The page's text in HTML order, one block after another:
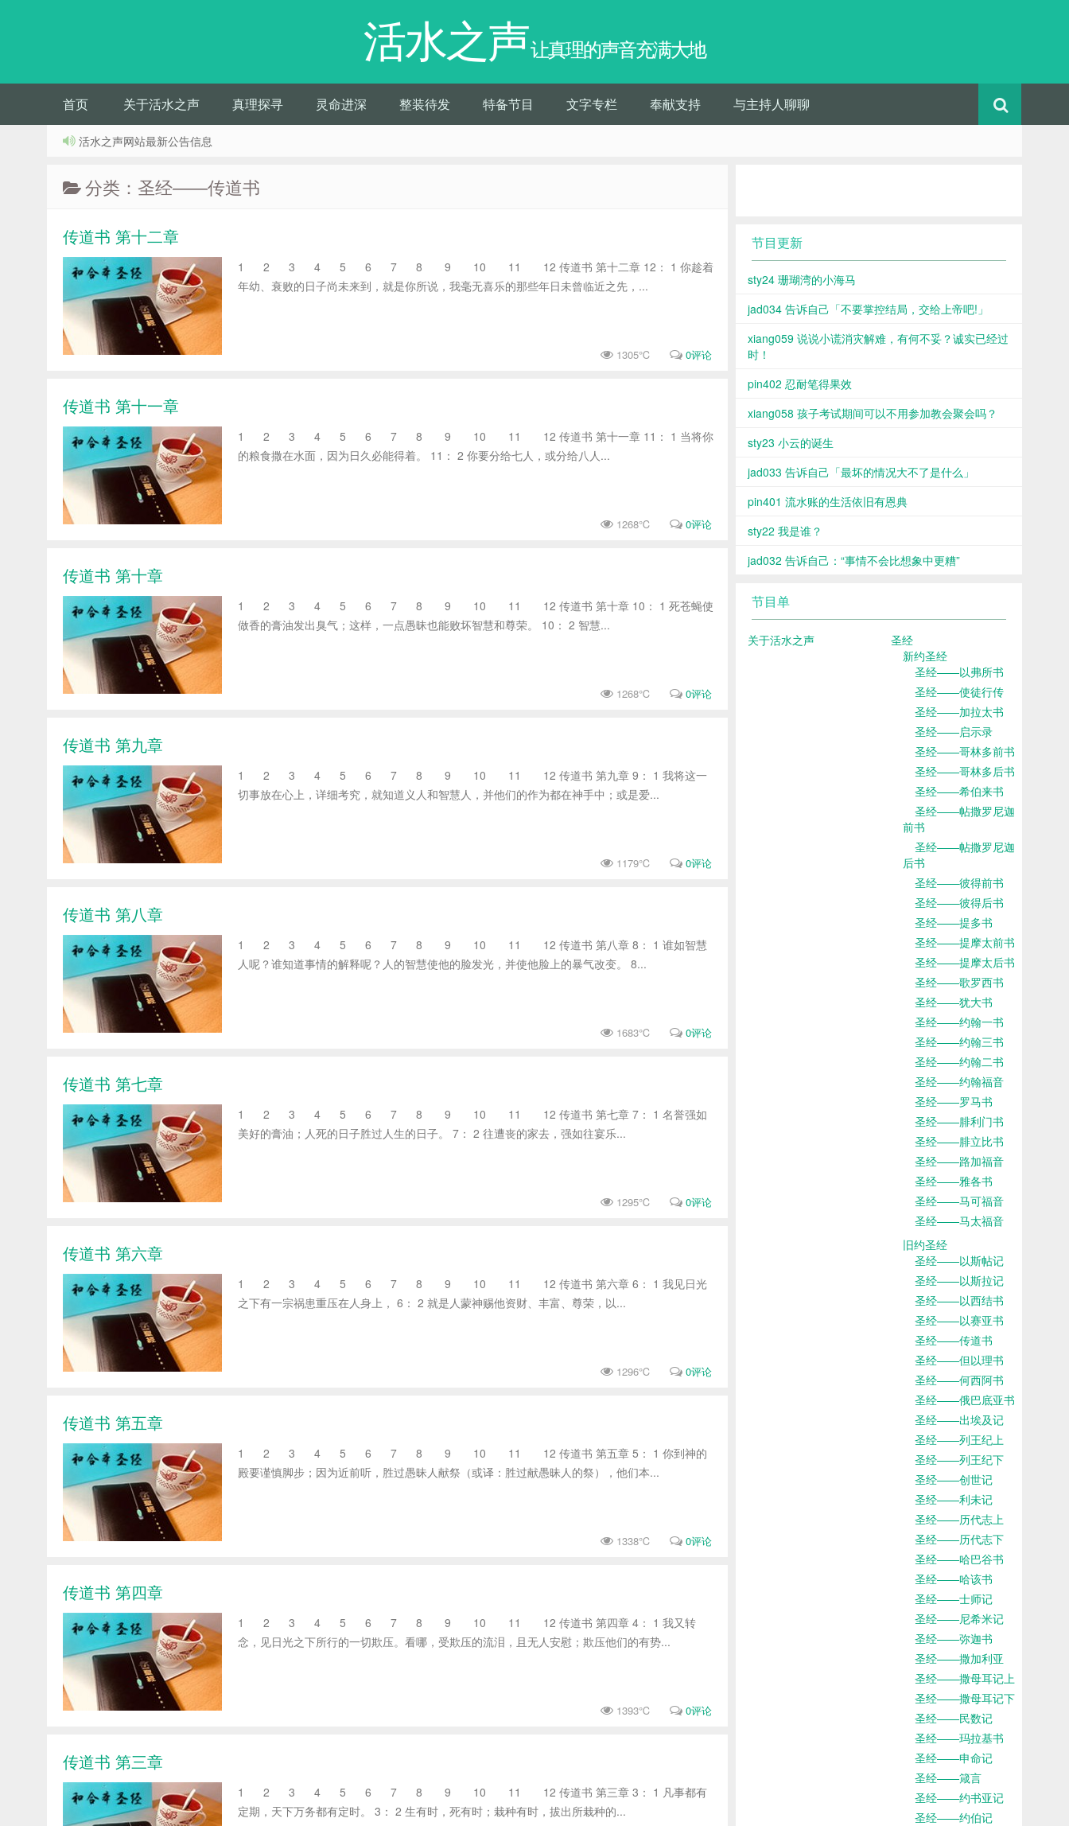
活水之声让真理的声音充满大地
首页 关于活水之声 真理探寻 灵命进深 整装待发 特备节目 文字专栏 奉献支持 与主持人聊聊
活水之声网站最新公告信息
分类：圣经——传道书
传道书 第十二章
1 2 3 4 5 6 7 8 9 10 11 12 传道书 第十二章 12： 1 你趁着
年幼、衰败的日子尚未来到，就是你所说，我毫无喜乐的那些年日未曾临近之先，...
1305℃ 0评论
传道书 第十一章
1 2 3 4 5 6 7 8 9 10 11 12 传道书 第十一章 11： 1 当将你
的粮食撒在水面，因为日久必能得着。 11： 2 你要分给七人，或分给八人...
1268℃ 0评论
传道书 第十章
1 2 3 4 5 6 7 8 9 10 11 12 传道书 第十章 10： 1 死苍蝇使
做香的膏油发出臭气；这样，一点愚昧也能败坏智慧和尊荣。 10： 2 智慧...
1268℃ 0评论
传道书 第九章
1 2 3 4 5 6 7 8 9 10 11 12 传道书 第九章 9： 1 我将这一
切事放在心上，详细考究，就知道义人和智慧人，并他们的作为都在神手中；或是爱...
1179℃ 0评论
传道书 第八章
1 2 3 4 5 6 7 8 9 10 11 12 传道书 第八章 8： 1 谁如智慧
人呢？谁知道事情的解释呢？人的智慧使他的脸发光，并使他脸上的暴气改变。 8...
1683℃ 0评论
传道书 第七章
1 2 3 4 5 6 7 8 9 10 11 12 传道书 第七章 7： 1 名誉强如
美好的膏油；人死的日子胜过人生的日子。 7： 2 往遭丧的家去，强如往宴乐...
1295℃ 0评论
传道书 第六章
1 2 3 4 5 6 7 8 9 10 11 12 传道书 第六章 6： 1 我见日光
之下有一宗祸患重压在人身上， 6： 2 就是人蒙神赐他资财、丰富、尊荣，以...
1296℃ 0评论
传道书 第五章
1 2 3 4 5 6 7 8 9 10 11 12 传道书 第五章 5： 1 你到神的
殿要谨慎脚步；因为近前听，胜过愚昧人献祭（或译：胜过献愚昧人的祭），他们本...
1338℃ 0评论
传道书 第四章
1 2 3 4 5 6 7 8 9 10 11 12 传道书 第四章 4： 1 我又转
念，见日光之下所行的一切欺压。看哪，受欺压的流泪，且无人安慰；欺压他们的有势...
1393℃ 0评论
传道书 第三章
1 2 3 4 5 6 7 8 9 10 11 12 传道书 第三章 3： 1 凡事都有
定期，天下万务都有定时。 3： 2 生有时，死有时；栽种有时，拔出所栽种的...
节目更新
sty24 珊瑚湾的小海马
jad034 告诉自己「不要掌控结局，交给上帝吧!」
xiang059 说说小谎消灾解难，有何不妥？诚实已经过
时！
pin402 忍耐笔得果效
xiang058 孩子考试期间可以不用参加教会聚会吗？
sty23 小云的诞生
jad033 告诉自己「最坏的情况大不了是什么」
pin401 流水账的生活依旧有恩典
sty22 我是谁？
jad032 告诉自己：“事情不会比想象中更糟”
节目单
关于活水之声
圣经
新约圣经
圣经——以弗所书
圣经——使徒行传
圣经——加拉太书
圣经——启示录
圣经——哥林多前书
圣经——哥林多后书
圣经——希伯来书
圣经——帖撒罗尼迦
前书
圣经——帖撒罗尼迦
后书
圣经——彼得前书
圣经——彼得后书
圣经——提多书
圣经——提摩太前书
圣经——提摩太后书
圣经——歌罗西书
圣经——犹大书
圣经——约翰一书
圣经——约翰三书
圣经——约翰二书
圣经——约翰福音
圣经——罗马书
圣经——腓利门书
圣经——腓立比书
圣经——路加福音
圣经——雅各书
圣经——马可福音
圣经——马太福音
旧约圣经
圣经——以斯帖记
圣经——以斯拉记
圣经——以西结书
圣经——以赛亚书
圣经——传道书
圣经——但以理书
圣经——何西阿书
圣经——俄巴底亚书
圣经——出埃及记
圣经——列王纪上
圣经——列王纪下
圣经——创世记
圣经——利未记
圣经——历代志上
圣经——历代志下
圣经——哈巴谷书
圣经——哈该书
圣经——士师记
圣经——尼希米记
圣经——弥迦书
圣经——撒加利亚
圣经——撒母耳记上
圣经——撒母耳记下
圣经——民数记
圣经——玛拉基书
圣经——申命记
圣经——箴言
圣经——约书亚记
圣经——约伯记